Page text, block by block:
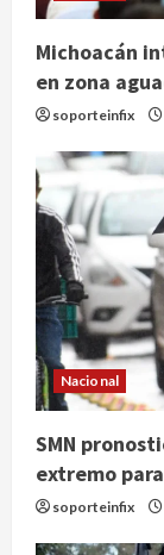
Michoacán
en zona
soporteinfix
Nacional
SMN
extremo
soporteinfix
2